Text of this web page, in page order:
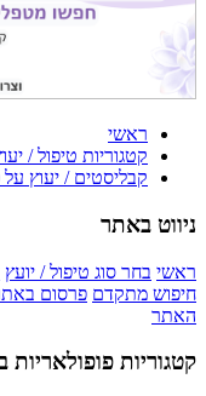
ראשי
קטגוריות טיפול /
קבליסטים / יעוץ
ניווט באתר
ראשי בחר סוג טיפול / יועץ
חיפוש מתקדם פרסום
האתר
קטגוריות